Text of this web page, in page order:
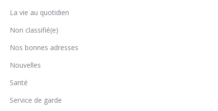
La vie au quotidien
Non classifié(e)
Nos bonnes adresses
Nouvelles
Santé
Service de garde